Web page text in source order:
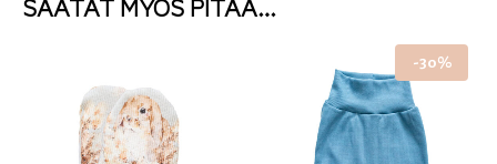
SAATAT MYÖS PITÄÄ…
-30%